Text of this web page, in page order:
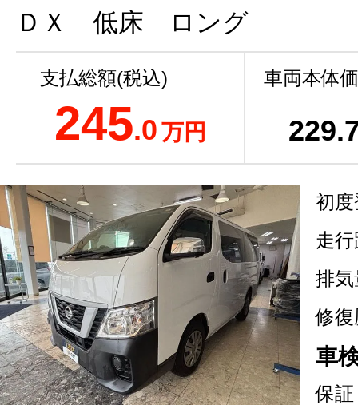
ＤＸ 低床 ロング
支払総額(税込)
245.0万円
車両本体
229
初
走
排気
修復
車
保証